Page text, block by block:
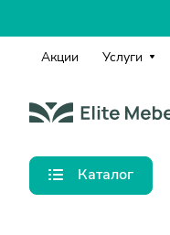
Акции Услуги
Каталог